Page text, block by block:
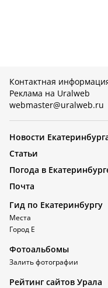
Контактная
Реклама на Uralweb
webmaster@uralweb.ru
Новости
Статьи
Погода в
Почта
Гид по Екатеринбургу
Места
Город Е
Фотоальбомы
Залить фотографии
Рейтинг сайтов Урала